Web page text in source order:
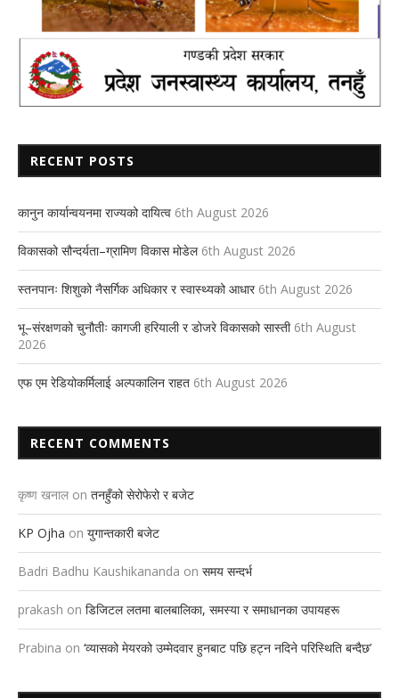
RECENT POSTS
कानुन कार्यान्वयनमा राज्यको दायित्व 6th August 2026
विकासको सौन्दर्यता–ग्रामिण विकास मोडेल 6th August 2026
स्तनपानः शिशुको नैसर्गिक अधिकार र स्वास्थ्यको आधार 6th August 2026
भू–संरक्षणको चुनौतीः कागजी हरियाली र डोजरे विकासको सास्ती 6th August
2026
एफ एम रेडियोकर्मिलाई अल्पकालिन राहत 6th August 2026
RECENT COMMENTS
कृष्ण खनाल on तनहुँको सेरोफेरो र बजेट
KP Ojha on युगान्तकारी बजेट
Badri Badhu Kaushikananda on समय सन्दर्भ
prakash on डिजिटल लतमा बालबालिका, समस्या र समाधानका उपायहरू
Prabina on ‘व्यासको मेयरको उम्मेदवार हुनबाट पछि हट्न नदिने परिस्थिति बन्दैछ’